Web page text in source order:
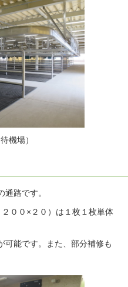
機場）
路です。
００×２０）は１枚１枚単体
可能です。また、部分補修も